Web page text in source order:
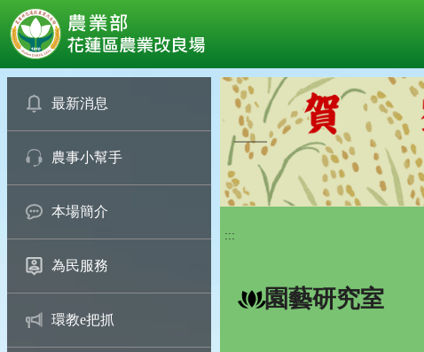
最新消息
農事小幫手
本場簡介
為民服務
環教e把抓
:::
園藝研究室